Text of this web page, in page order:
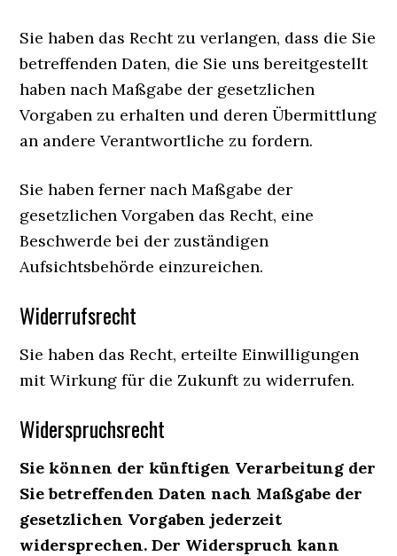
Sie haben das Recht zu verlangen, dass die Sie
betreffenden Daten, die Sie uns bereitgestellt
haben nach Maßgabe der gesetzlichen
Vorgaben zu erhalten und deren Übermittlung
an andere Verantwortliche zu fordern.
Sie haben ferner nach Maßgabe der
gesetzlichen Vorgaben das Recht, eine
Beschwerde bei der zuständigen
Aufsichtsbehörde einzureichen.
Widerrufsrecht
Sie haben das Recht, erteilte Einwilligungen
mit Wirkung für die Zukunft zu widerrufen.
Widerspruchsrecht
Sie können der künftigen Verarbeitung der
Sie betreffenden Daten nach Maßgabe der
gesetzlichen Vorgaben jederzeit
widersprechen. Der Widerspruch kann